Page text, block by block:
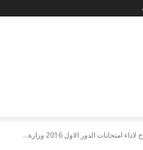
الدور الاول 2016 وزارة...